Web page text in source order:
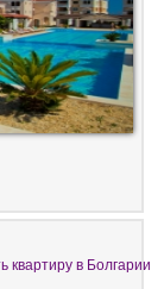
квартиру в Болгарии